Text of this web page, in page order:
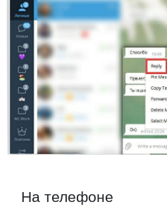
На телефоне